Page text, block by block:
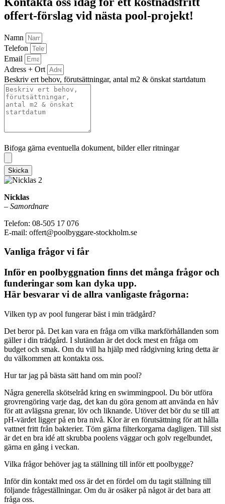
offert-förslag vid nästa pool-projekt!
Namn
Telefon
Email
Adress + Ort
Beskriv ert behov, förutsättningar, antal m2 & önskat startdatum
Bifoga gärna eventuella dokument, bilder eller ritningar
Skicka
Nicklas
– Samordnare
Telefon: 08-505 17 076
E-mail: offert@poolbyggare-stockholm.se
Vanliga frågor vi får
Inför en poolbyggnation finns det många frågor och
funderingar som kan dyka upp.
Här besvarar vi de allra vanligaste frågorna:
Vilken typ av pool fungerar bäst i min trädgård?
Det beror på. Det kan vara en fråga om vilka markförhållanden som
gäller i din trädgård. I slutändan är det dock mest en fråga om
budget och smak. Om du vill ha hjälp med rådgivning kring detta är
du välkommen att kontakta oss.
Hur tar jag på bästa sätt hand om min pool?
Några generella skötselråd kring en swimmingpool. Du bör utföra
grovrengöring varje dag, det kan du göra genom att använda en håv
för att avlägsna grenar, löv och liknande. Utöver det bör du se till att
pH-värdet ligger på en bra nivå. Klor är en förutsättning för att hålla
vattnet fritt från bakterier. Töm gärna filterkorgarna dagligen. Till sist
är det en bra idé att skrubba poolens väggar och golv regelbundet,
gärna en gång i veckan.
Vilka frågor behöver jag ta ställning till inför ett poolbygge?
Inför din kontakt med oss är det en fördel om du tagit ställning till
följande frågeställningar. Om du är osäker på något är det bara att
fråga oss.